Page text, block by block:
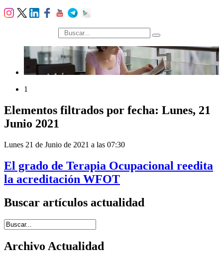
búsqueda
1
Elementos filtrados por fecha: Lunes, 21
Junio 2021
Lunes 21 de Junio de 2021 a las 07:30
El grado de Terapia Ocupacional reedita
la acreditación WFOT
Buscar artículos actualidad
Introduce términos de búsqueda
Archivo Actualidad